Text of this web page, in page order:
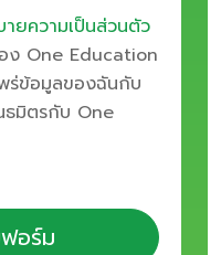
ายความเป็นส่วนตัว
ง One Education
ร่ข้อมูลของฉันกับ
ธมิตรกับ One
อร์ม